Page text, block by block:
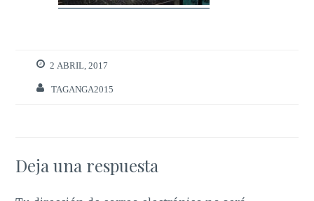
2 ABRIL, 2017
TAGANGA2015
Deja una respuesta